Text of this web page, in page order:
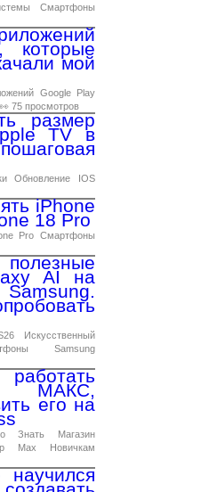
Смартфоны
которые
мой
Google
Play
👀 75 просмотров
размер
TV в
Обновление
IOS
iPhone
18 Pro
Pro Смартфоны
AI на
Искусственный
Samsung
МАКС,
его на
Знать
Магазин
Max
Новичкам